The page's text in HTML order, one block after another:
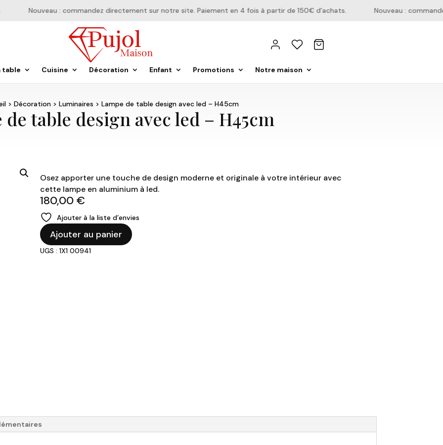
Nouveau : commandez directement sur notre site. Paiement en 4 fois à partir de 150€ d'achats. Nouveau :
table Cuisine Décoration Enfant Promotions Notre maison
> Décoration > Luminaires > Lampe de table design avec led – H45cm
de table design avec led – H45cm
Osez apporter une touche de design moderne et originale à votre intérieur avec
cette lampe en aluminium à led.
180,00 €
Ajouter à la liste d’envies
quantité
de
Lampe
Ajouter au panier
UGS : 1X1 00941